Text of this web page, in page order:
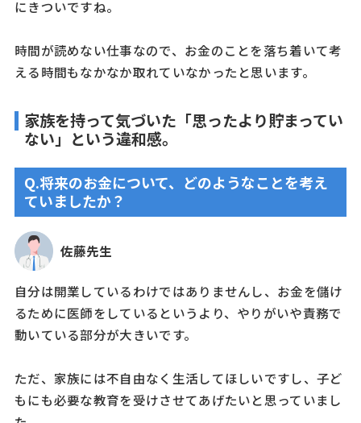
にきついですね。
時間が読めない仕事なので、お金のことを落ち着いて考
える時間もなかなか取れていなかったと思います。
家族を持って気づいた「思ったより貯まってい
ない」という違和感。
Q.将来のお金について、どのようなことを考え
ていましたか？
佐藤先生
自分は開業しているわけではありませんし、お金を儲け
るために医師をしているというより、やりがいや責務で
動いている部分が大きいです。
ただ、家族には不自由なく生活してほしいですし、子ど
もにも必要な教育を受けさせてあげたいと思っていまし